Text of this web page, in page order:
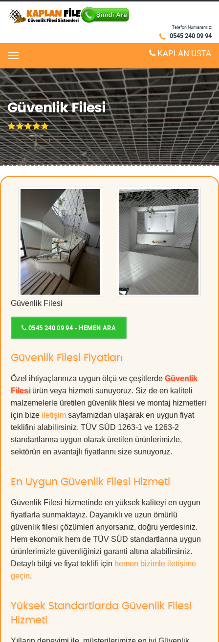
Telefon Numaramız:
0545 240 09 94
Menu KAPLAN USTA
Güvenlik Filesi
Güvenlik Filesi
0545 240 09 94 - HEMEN ARA
Güvenlik Filesi Fiyatları
Özel ihtiyaçlarınıza uygun ölçü ve çeşitlerde Güvenlik
Filesi ürün veya hizmeti sunuyoruz. Siz de en kaliteli
malzemelerle üretilen güvenlik filesi ve montaj hizmetleri
için bize iletişim sayfamızdan ulaşarak en uygun fiyat
teklifini alabilirsiniz. TÜV SÜD 1263-1 ve 1263-2
standartlarına uygun olarak üretilen ürünlerimizle,
sektörün en avantajlı fiyatlarını size sunuyoruz.
En Uygun Güvenlik Filesi Hizmeti
Güvenlik Filesi hizmetinde en yüksek kaliteyi en uygun
fiyatlarla sunmaktayız. Dayanıklı ve uzun ömürlü
güvenlik filesi çözümleri arıyorsanız, doğru yerdesiniz.
Hem ekonomik hem de TÜV SÜD standartlarına uygun
ürünlerimizle güvenliğinizi garanti altına alabilirsiniz.
Detaylı bilgi ve fiyat teklifi için hemen bizimle iletişime
geçin.
Yüksek Standartlarda Güvenlik Filesi
Hizmeti